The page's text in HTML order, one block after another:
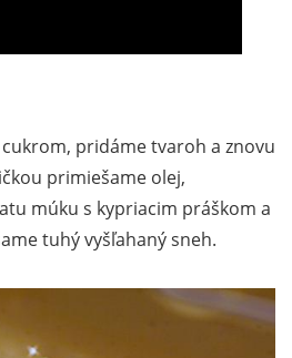
pridáme tvaroh a znovu
primiešame olej,
múku s kypriacim práškom a
tuhý vyšľahaný sneh.